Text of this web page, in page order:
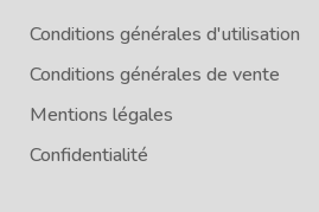
Conditions générales d'utilisation
Conditions générales de vente
Mentions légales
Confidentialité